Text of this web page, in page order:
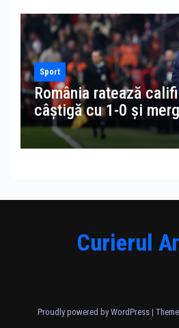
Sport
România ratează
câștigă cu 1-0 și
în finala pentru Cupa
Curierul
Proudly powered by WordPress |